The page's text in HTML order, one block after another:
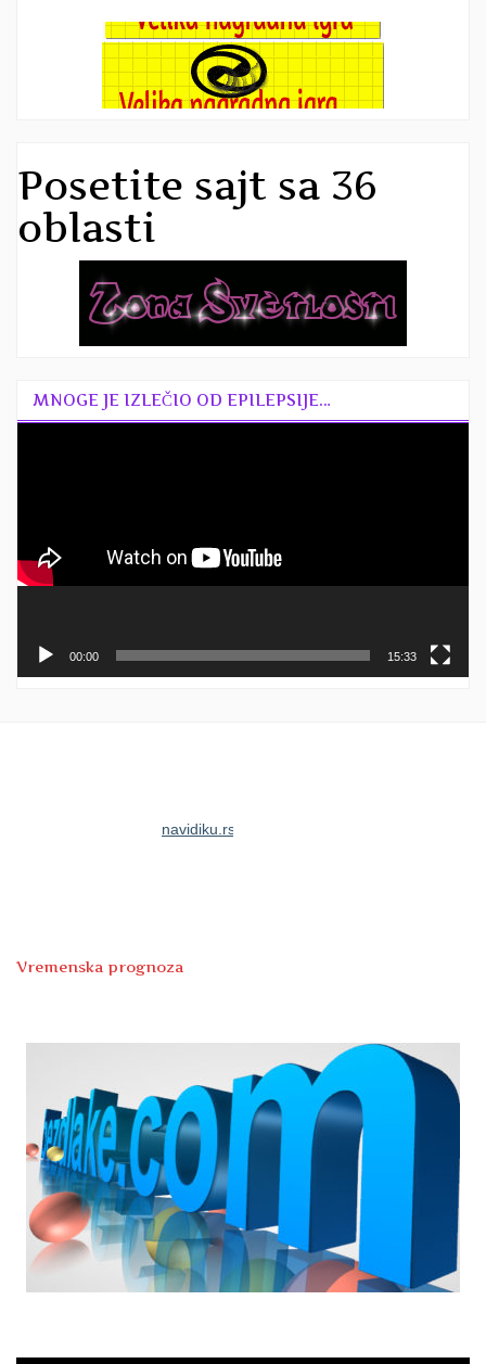
Posetite sajt sa 36
oblasti
MNOGE JE IZLEČIO OD EPILEPSIJE…
00:00 15:33
Vremenska prognoza